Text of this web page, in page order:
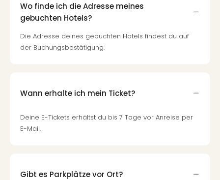
Wo finde ich die Adresse meines
gebuchten Hotels?
Die Adresse deines gebuchten Hotels findest du auf
der Buchungsbestätigung.
Wann erhalte ich mein Ticket?
Deine E-Tickets erhältst du bis 7 Tage vor Anreise per
E-Mail.
Gibt es Parkplätze vor Ort?